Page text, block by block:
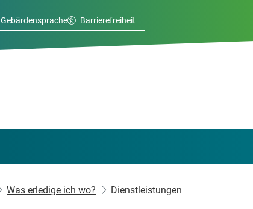
Gebärdensprache Barrierefreiheit
Was erledige ich wo? Dienstleistungen